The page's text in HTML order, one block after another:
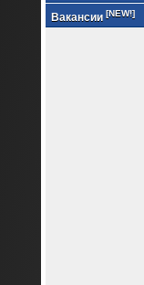
Вакансии [NEW!]